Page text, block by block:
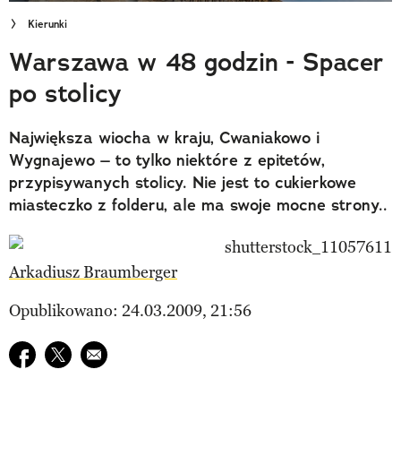
Wielki Konkurs Fotograficzny
Trendbook Podróżniczy
Polecane
Kierunki
Warszawa w 48 godzin - Spacer
po stolicy
Największa wiocha w kraju, Cwaniakowo i
Wygnajewo – to tylko niektóre z epitetów,
przypisywanych stolicy. Nie jest to cukierkowe
miasteczko z folderu, ale ma swoje mocne strony..
Arkadiusz Braumberger
Opublikowano: 24.03.2009, 21:56
Udostępnij na facebook
Udostępnij na twitter
E-mail do przyjaciela